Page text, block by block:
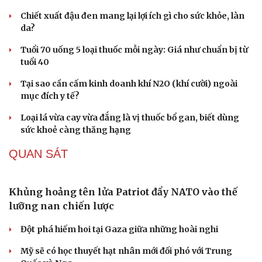
Cư dân tập thể cũ Giảng Võ mong sớm được cải
tạo, tái định cư
Giáo viên Hà Nội đã sẵn sàng cho những yêu cầu mới
sau sắp xếp trường lớp
Thời tiết hôm nay 7/8: Mưa lớn bao trùm Bắc Bộ về đêm
và sáng
Tìm thấy hài cốt 2 liệt sĩ ở Đà Nẵng từ thông tin nhân
dân cung cấp
Thôn có 95% đồng bào dân tộc Dao ở Lào Cai được công
SỨC KHỎE
Vai trò của phẫu thuật chuyển hóa trong điều trị